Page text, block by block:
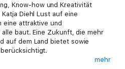
Know-how und Kreativität
Diehl Lust auf eine
eine attraktive und
baut. Eine Zukunft, die mehr
auf dem Land bietet sowie
mehr